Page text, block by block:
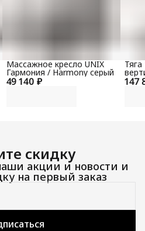
49 140 ₽
Массажное кресло UNIX
Гармония / Harmony серый
147
100
скидку
акции и новости и
на первый заказ